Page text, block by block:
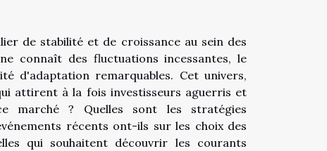
de stabilité et de croissance au sein des
connaît des fluctuations incessantes, le
d'adaptation remarquables. Cet univers,
attirent à la fois investisseurs aguerris et
marché ? Quelles sont les stratégies
récents ont-ils sur les choix des
qui souhaitent découvrir les courants